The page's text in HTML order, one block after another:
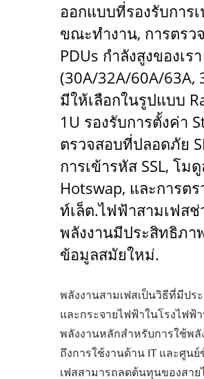
ออกแบบที่รองรับการ
ขณะทำงาน, การตรว
PDUs กำลังสูงของเรา
(30A/32A/60A/63A,
มีให้เลือกในรูปแบบ
1U รองรับการตั้งค่า
ตรวจสอบที่ปลอดภัย
การเข้ารหัส SSL, โ
Hotswap, และการต
ท์เล็ต.ไฟฟ้าสามเฟสช่
พลังงานมีประสิทธิภา
ข้อมูลสมัยใหม่.
พลังงานสามเฟสเป็นวิธีที่มีป
และกระจายไฟฟ้าในโรงไฟฟ้
พลังงานหลักสำหรับการใช้พลั
ถึงการใช้งานด้าน IT และศูน
เฟสสามารถลดต้นทุนของสาย